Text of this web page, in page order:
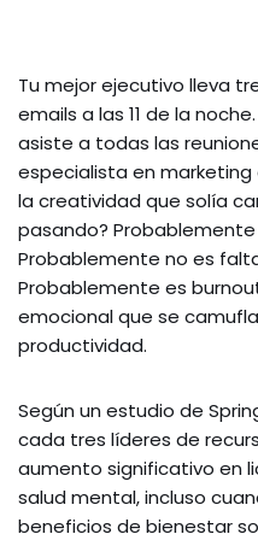
Tu mejor ejecutivo lleva
emails a las 11 de la
asiste a todas las
especialista en
la creatividad que solía
pasando?
Probablemente no es
Probablemente es
emocional que se
productividad.
Según un estudio de
cada tres líderes de
aumento significativo en
salud mental, incluso
beneficios de bienestar